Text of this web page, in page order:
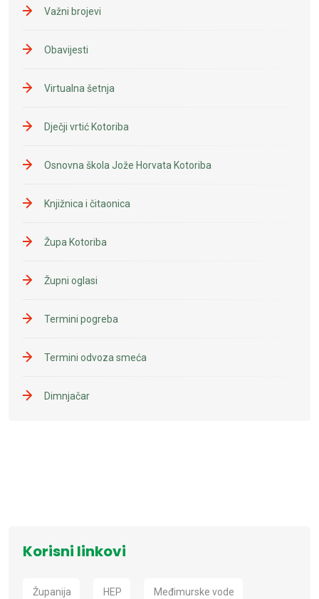
Važni brojevi
Obavijesti
Virtualna šetnja
Dječji vrtić Kotoriba
Osnovna škola Jože Horvata Kotoriba
Knjižnica i čitaonica
Župa Kotoriba
Župni oglasi
Termini pogreba
Termini odvoza smeća
Dimnjačar
Korisni linkovi
Županija HEP Međimurske vode